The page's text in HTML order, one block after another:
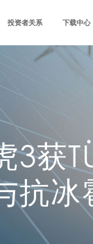
投资者关系 下载中心
3获
抗冰